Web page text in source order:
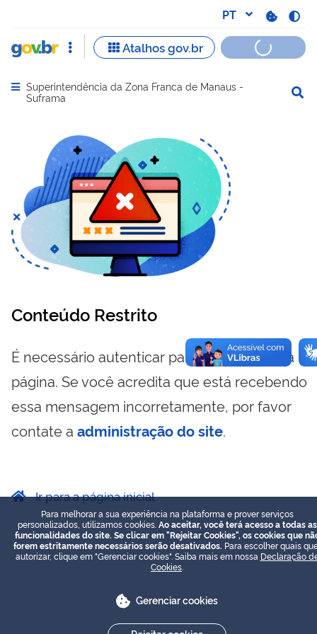
Abrir menu principal de navegação
Superintendência da Zona Franca de Manaus -
Suframa
Conteúdo Restrito
É necessário autenticar para visualizar essa
página. Se você acredita que está recebendo
essa mensagem incorretamente, por favor
contate a administração do site.
Ir para a página inicial
Para melhorar a sua experiência na plataforma e prover serviços
personalizados, utilizamos cookies. Ao aceitar, você terá acesso a todas as
funcionalidades do site. Se clicar em "Rejeitar Cookies", os cookies que
forem estritamente necessários serão desativados. Para escolher quais
autorizar, clique em "Gerenciar cookies". Saiba mais em nossa Declaração
Cookies
Gerenciar cookies